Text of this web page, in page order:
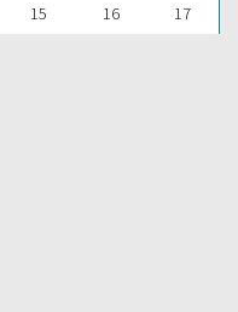
15 16 17